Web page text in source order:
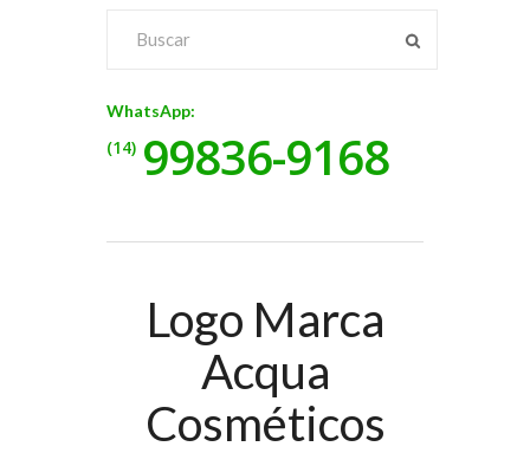
WhatsApp:
(14) 99836-9168
Logo Marca
Acqua
Cosméticos